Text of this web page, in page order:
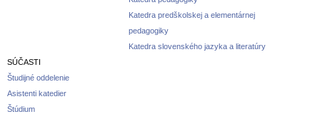
Katedra predškolskej a elementárnej
pedagogiky
Katedra slovenského jazyka a literatúry
SÚČASTI
Študijné oddelenie
Asistenti katedier
Štúdium